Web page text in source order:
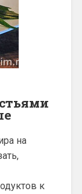
на
к